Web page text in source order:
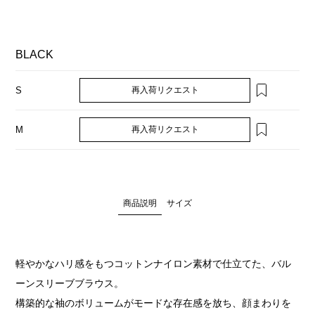
BLACK
S 再入荷リクエスト
M 再入荷リクエスト
商品説明 サイズ
軽やかなハリ感をもつコットンナイロン素材で仕立てた、バル
ーンスリーブブラウス。
構築的な袖のボリュームがモードな存在感を放ち、顔まわりを